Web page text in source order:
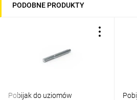
PODOBNE PRODUKTY
Pobijak do uziomów